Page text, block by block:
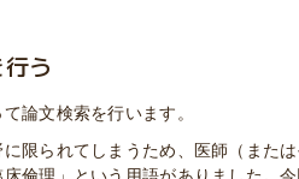
う
論文検索を行います。
限られてしまうため、医師（また